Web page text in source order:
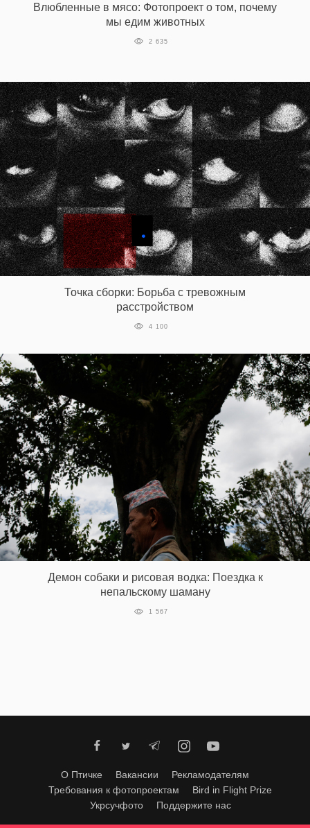
Влюбленные в мясо: Фотопроект о том, почему
мы едим животных
2 635
Точка сборки: Борьба с тревожным
расстройством
4 100
Демон собаки и рисовая водка: Поездка к
непальскому шаману
1 567
О Птичке Вакансии
Рекламодателям
Требования к фотопроектам
Bird in Flight Prize
Укрсучфото
Поддержите нас